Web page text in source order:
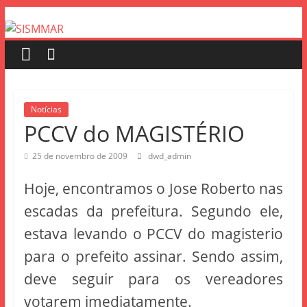
Notícias
PCCV do MAGISTÉRIO
25 de novembro de 2009 dwd_admin
Hoje, encontramos o Jose Roberto nas
escadas da prefeitura. Segundo ele,
estava levando o PCCV do magisterio
para o prefeito assinar. Sendo assim,
deve seguir para os vereadores
votarem imediatamente.